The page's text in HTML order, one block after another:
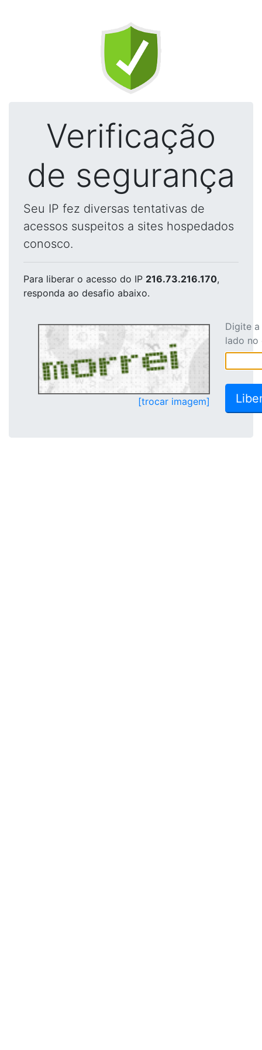
Verificação
de segurança
Seu IP fez diversas tentativas de
acessos suspeitos a sites hospedados
conosco.
Para liberar o acesso do IP 216.73.216.170,
responda ao desafio abaixo.
[trocar imagem]
Digite
lado no